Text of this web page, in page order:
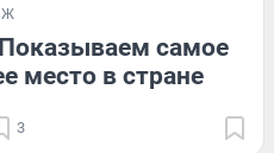
самое
место в стране
3